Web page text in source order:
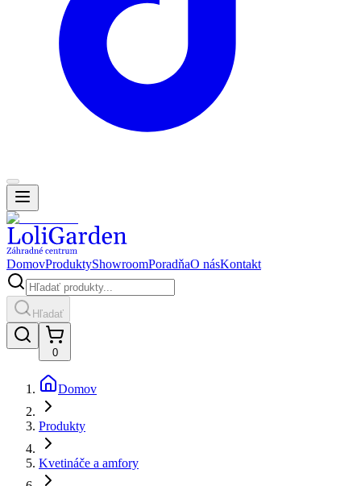
DomovProduktyShowroomPoradňaO násKontakt
Hľadať
0
Domov
Produkty
Kvetináče a amfory